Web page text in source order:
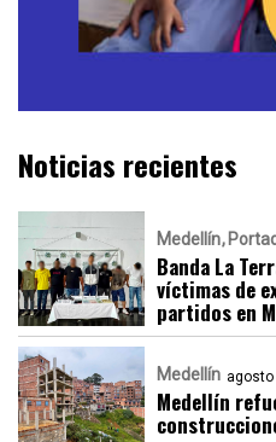
Noticias recientes
Medellín
Banda La
víctimas de
partidos en
Medellín agosto
Medellín